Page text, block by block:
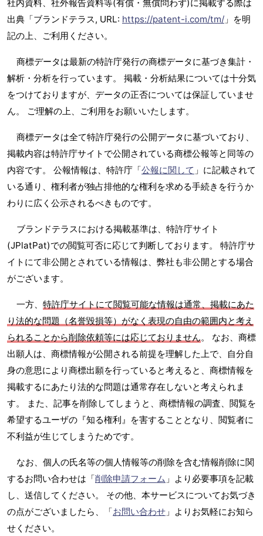
社内資料、社外報告資料等(有償・無償問わず)に掲載する際は
出典「ブランドテラス, URL: https://patent-i.com/tm/ 」を明
記の上、ご利用ください。
商標データは最新の特許庁発行の商標データに基づき集計・
解析・分析を行っています。 掲載・分析結果については十分気
をつけておりますが、データの正否については保証していませ
ん。 ご理解の上、ご利用をお願いいたします。
商標データは全て特許庁発行の公開データに基づいており、
掲載内容は特許庁サイトで公開されている商標公報等と同等の
内容です。 公報情報は、特許庁「公報に関して 」に記載されて
いる通り、権利者が独占排他的な権利を求める手続きを行うか
わりに広く公示されるべきものです。
ブランドテラスにおける掲載基準は、特許庁サイト
(JPlatPat)での閲覧可否に応じて判断しております。 特許庁サ
イトにて非公開とされている情報は、弊社も非公開とする場合
がございます。
一方、 特許庁サイトにて閲覧可能な情報は通常、掲載にあた
り法的な問題（名誉毀損等）がなく表現の自由の範囲内と考え
られることから削除依頼等には応じておりません。 なお、商標
出願人は、商標情報が公開される前提を理解した上で、自分自
身の意思により商標出願を行っていると考えると、商標情報を
掲載するにあたり法的な問題は通常存在しないと考えられま
す。 また、記事を削除してしまうと、商標情報の調査、閲覧を
希望するユーザの『知る権利』を害することとなり、閲覧者に
不利益が生じてしまうためです。
なお、個人の氏名等の個人情報等の削除を含む情報削除に関
するお問い合わせは「削除申請フォーム 」より必要事項を記載
し、送信してください。 その他、本サービスについてお気づき
の点がございましたら、「お問い合わせ 」よりお気軽にお知ら
せください。